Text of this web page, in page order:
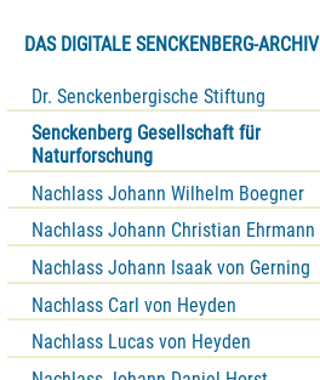
DAS DIGITALE SENCKENBERG-ARCHIV
Dr. Senckenbergische Stiftung
Senckenberg Gesellschaft für
Naturforschung
Nachlass Johann Wilhelm Boegner
Nachlass Johann Christian Ehrmann
Nachlass Johann Isaak von Gerning
Nachlass Carl von Heyden
Nachlass Lucas von Heyden